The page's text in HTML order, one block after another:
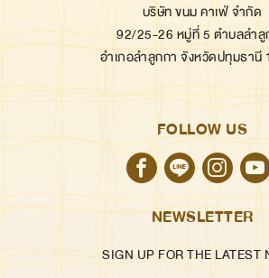
บริษัท ขนม คาเฟ่ จำกัด
92/25-26 หมู่ที่ 5 ตำบลลำลู
อำเภอลำลูกกา จังหวัดปทุมธานี
FOLLOW US
NEWSLETTER
SIGN UP FOR THE LATEST